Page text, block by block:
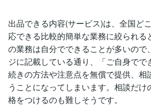
出品できる内容(サービス)は、全国ど
応できる比較的簡単な業務に絞られる
の業務は自分でできることが多いので
ジに記載している通り、「ご自身でで
続きの方法や注意点を無償で提供、相
うことになってしまいます。相談だけ
格をつけるのも難しそうです。